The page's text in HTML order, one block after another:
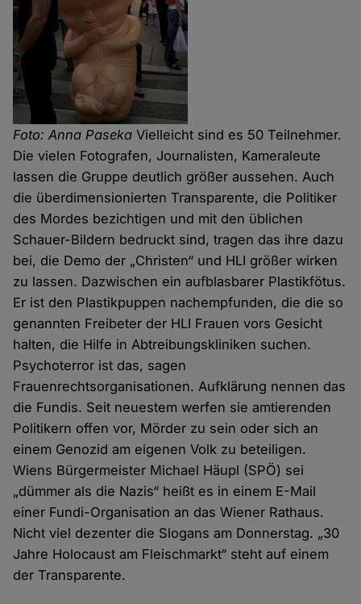
Foto: Anna Paseka Vielleicht sind es 50 Teilnehmer.
Die vielen Fotografen, Journalisten, Kameraleute
lassen die Gruppe deutlich größer aussehen. Auch
die überdimensionierten Transparente, die Politiker
des Mordes bezichtigen und mit den üblichen
Schauer-Bildern bedruckt sind, tragen das ihre dazu
bei, die Demo der „Christen“ und HLI größer wirken
zu lassen. Dazwischen ein aufblasbarer Plastikfötus.
Er ist den Plastikpuppen nachempfunden, die die so
genannten Freibeter der HLI Frauen vors Gesicht
halten, die Hilfe in Abtreibungskliniken suchen.
Psychoterror ist das, sagen
Frauenrechtsorganisationen. Aufklärung nennen das
die Fundis. Seit neuestem werfen sie amtierenden
Politikern offen vor, Mörder zu sein oder sich an
einem Genozid am eigenen Volk zu beteiligen.
Wiens Bürgermeister Michael Häupl (SPÖ) sei
„dümmer als die Nazis“ heißt es in einem E-Mail
einer Fundi-Organisation an das Wiener Rathaus.
Nicht viel dezenter die Slogans am Donnerstag. „30
Jahre Holocaust am Fleischmarkt“ steht auf einem
der Transparente.